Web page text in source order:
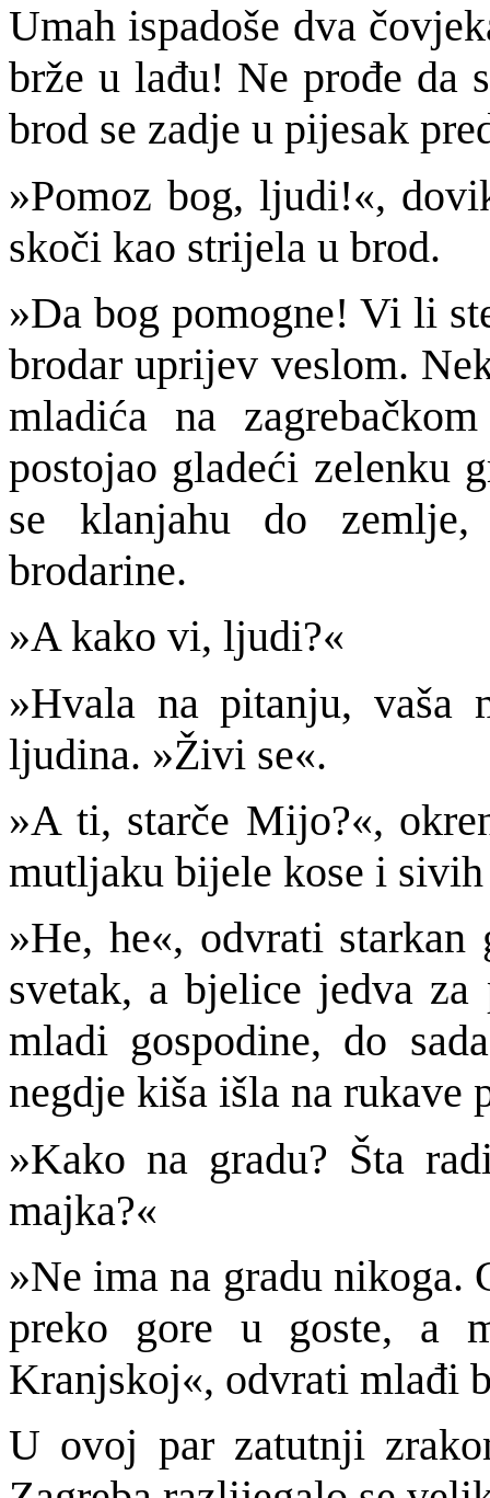
Umah ispadoše dva
brže u lađu! Ne prođe da
brod se zadje u pijesak
»Pomoz bog, ljudi!«,
skoči kao strijela u brod.
»Da bog pomogne! Vi li
brodar uprijev veslom.
mladića na
postojao gladeći zelenku
se klanjahu do
brodarine.
»A kako vi, ljudi?«
»Hvala na pitanju, vaša
ljudina. »Živi se«.
»A ti, starče Mijo?«,
mutljaku bijele kose i
»He, he«, odvrati
svetak, a bjelice jedva
mladi gospodine, do
negdje kiša išla na rukave
»Kako na gradu? Šta
majka?«
»Ne ima na gradu nikoga.
preko gore u goste, a
Kranjskoj«, odvrati mlađi
U ovoj par zatutnji